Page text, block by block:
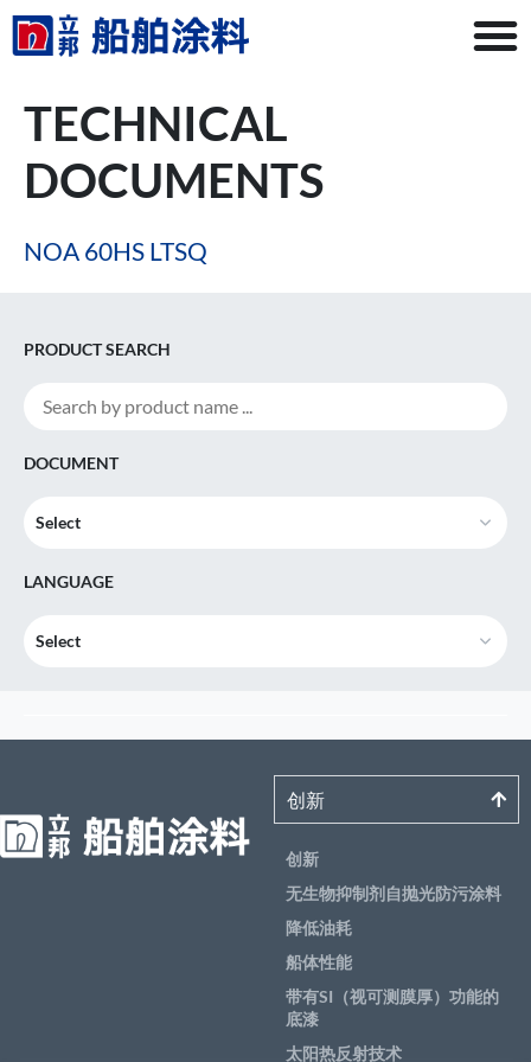
TECHNICAL
DOCUMENTS
NOA 60HS LTSQ
PRODUCT SEARCH
DOCUMENT
Select
LANGUAGE
Select
创新
创新
无生物抑制剂自抛光防污涂料
降低油耗
船体性能
带有SI（视可测膜厚）功能的
底漆
太阳热反射技术